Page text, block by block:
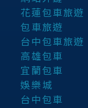
花蓮包車旅遊
包車旅遊
台中包車旅遊
高雄包車
宜蘭包車
娛樂城
台中包車